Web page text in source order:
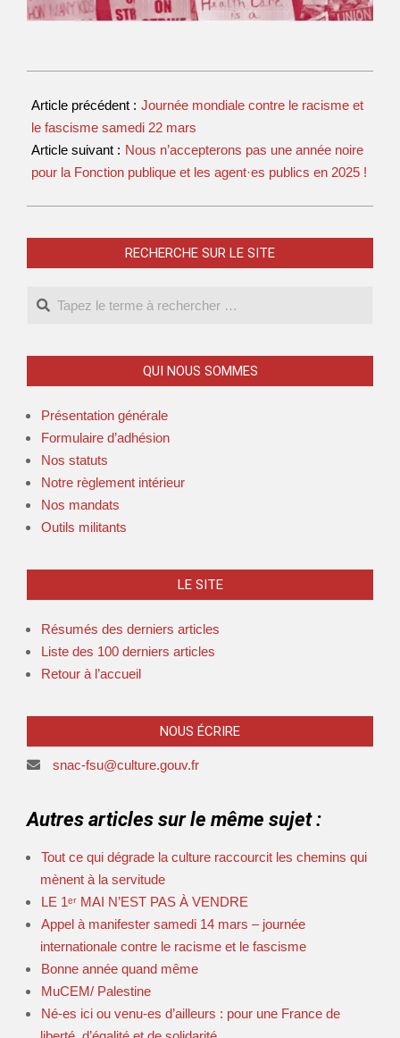
Article précédent : Journée mondiale contre le racisme et
le fascisme samedi 22 mars
Article suivant : Nous n’accepterons pas une année noire
pour la Fonction publique et les agent·es publics en 2025 !
RECHERCHE SUR LE SITE
QUI NOUS SOMMES
Présentation générale
Formulaire d’adhésion
Nos statuts
Notre règlement intérieur
Nos mandats
Outils militants
LE SITE
Résumés des derniers articles
Liste des 100 derniers articles
Retour à l’accueil
NOUS ÉCRIRE
snac-fsu@culture.gouv.fr
Autres articles sur le même sujet :
Tout ce qui dégrade la culture raccourcit les chemins qui
mènent à la servitude
LE 1ᵉʳ MAI N’EST PAS À VENDRE
Appel à manifester samedi 14 mars – journée
internationale contre le racisme et le fascisme
Bonne année quand même
MuCEM/ Palestine
Né-es ici ou venu-es d’ailleurs : pour une France de